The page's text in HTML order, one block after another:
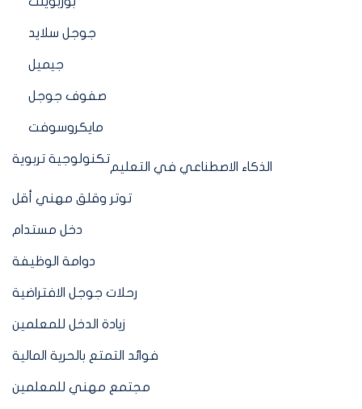
جوجل سلايد
جيميل
صفوف جوجل
مايكروسوفت
تكنولوجية تربوية
الذكاء الاصطناعي في التعليم
توتر وقلق مهني أقل
دخل مستدام
دوامة الوظيفة
رحلات جوجل الافتراضية
زيادة الدخل للمعلمين
فوائد التمتع بالحرية المالية
مجتمع مهني للمعلمين